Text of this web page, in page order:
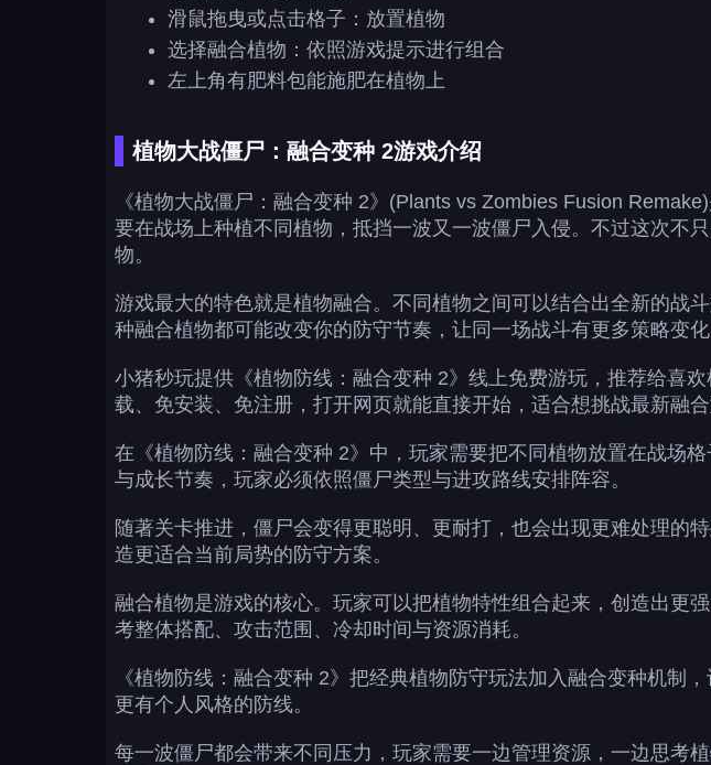
滑鼠拖曳或点击格子：放置植物
选择融合植物：依照游戏提示进行组合
左上角有肥料包能施肥在植物上
植物大战僵尸：融合变种 2游戏介绍
《植物大战僵尸：融合变种 2》(Plants vs Zombies Fusion
要在战场上种植不同植物，抵挡一波又一波僵尸入侵。不过这次不
物。
游戏最大的特色就是植物融合。不同植物之间可以结合出全新的战
种融合植物都可能改变你的防守节奏，让同一场战斗有更多策略变化
小猪秒玩提供《植物防线：融合变种 2》线上免费游玩，推荐给喜
载、免安装、免注册，打开网页就能直接开始，适合想挑战最新融合
在《植物防线：融合变种 2》中，玩家需要把不同植物放置在战场
与成长节奏，玩家必须依照僵尸类型与进攻路线安排阵容。
随著关卡推进，僵尸会变得更聪明、更耐打，也会出现更难处理的
造更适合当前局势的防守方案。
融合植物是游戏的核心。玩家可以把植物特性组合起来，创造出更
考整体搭配、攻击范围、冷却时间与资源消耗。
《植物防线：融合变种 2》把经典植物防守玩法加入融合变种机制
更有个人风格的防线。
每一波僵尸都会带来不同压力，玩家需要一边管理资源，一边思考